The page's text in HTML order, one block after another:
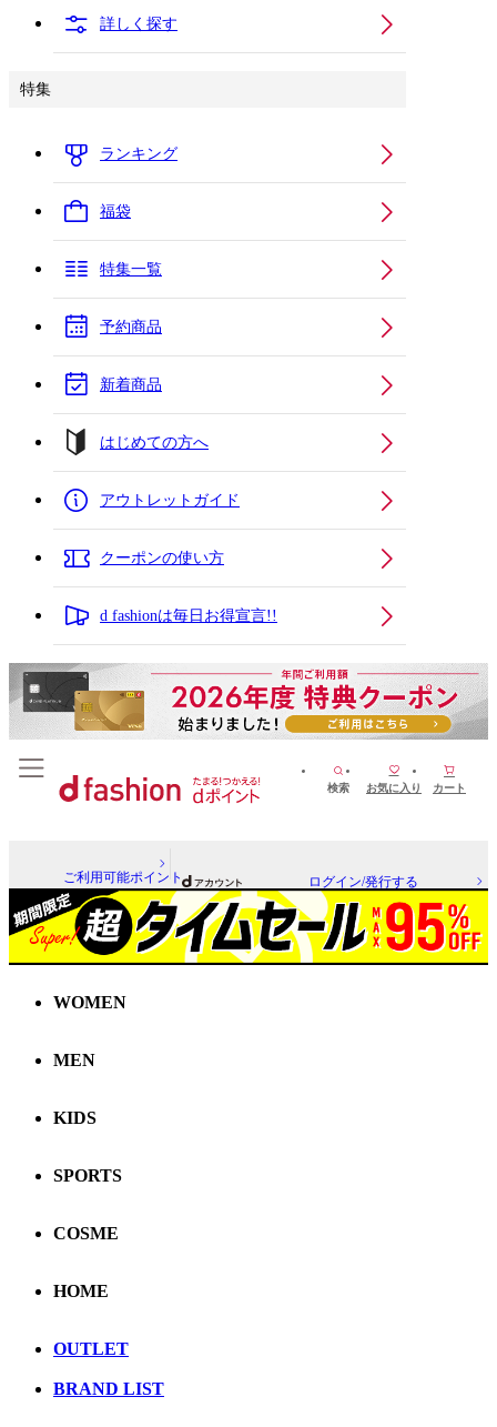
詳しく探す
特集
ランキング
福袋
特集一覧
予約商品
新着商品
はじめての方へ
アウトレットガイド
クーポンの使い方
d fashionは毎日お得宣言!!
検索 お気に入り カート
ご利用可能ポイント ログイン/発行する
WOMEN
MEN
KIDS
SPORTS
COSME
HOME
OUTLET
BRAND LIST